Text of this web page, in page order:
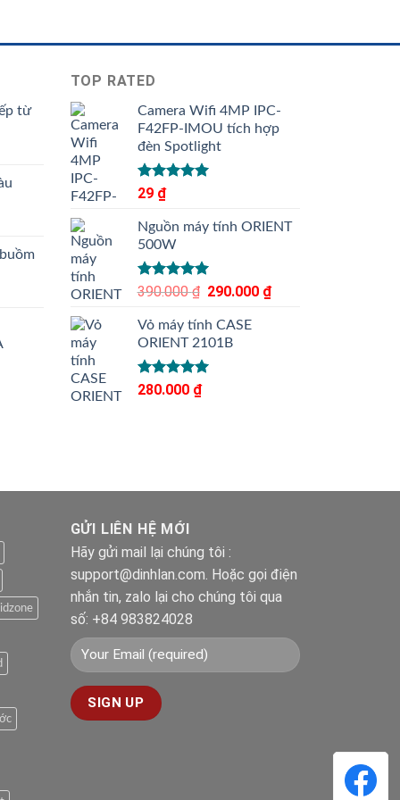
từ
TOP RATED
Camera Wifi 4MP IPC-
F42FP-IMOU tích hợp
đèn Spotlight
Được xếp
hạng
5 sao
29 ₫
Nguồn máy tính ORIENT
500W
Được xếp
5.00
5 sao
390.000₫ Giá
là:
390.000 ₫.
290.000 ₫Giá
Vỏ máy tính CASE
ORIENT 2101B
Được xếp
5.00
280.000 ₫
GỬI LIÊN HỆ MỚI
Hãy gửi mail lại chúng tôi :
support@dinhlan.com. Hoặc gọi điện
nhắn tin, zalo lại cho chúng tôi qua
số: +84 983824028